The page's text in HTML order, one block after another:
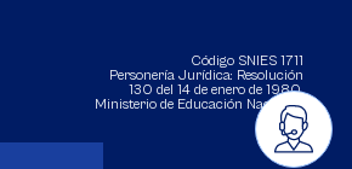
Código SNIES 1711
Personería Jurídica: Resolución
130 del 14 de enero de 1980.
Ministerio de Educación Nacional.